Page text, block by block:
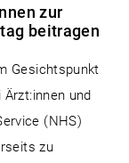
zur
beitragen
Gesichtspunkt
und
(NHS)
zu